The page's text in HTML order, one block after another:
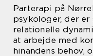
Parterapi på
psykologer, der er
relationelle
at arbejde med
hinandens behov,